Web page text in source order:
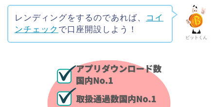
ビットくん
レンディングをするのであれば、
コイ
ンチェック で口座開設しよう！